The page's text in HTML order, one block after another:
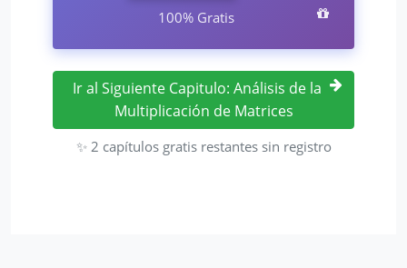
100% Gratis
Ir al Siguiente Capitulo: Análisis de la
Multiplicación de Matrices
✨ 2 capítulos gratis restantes sin registro